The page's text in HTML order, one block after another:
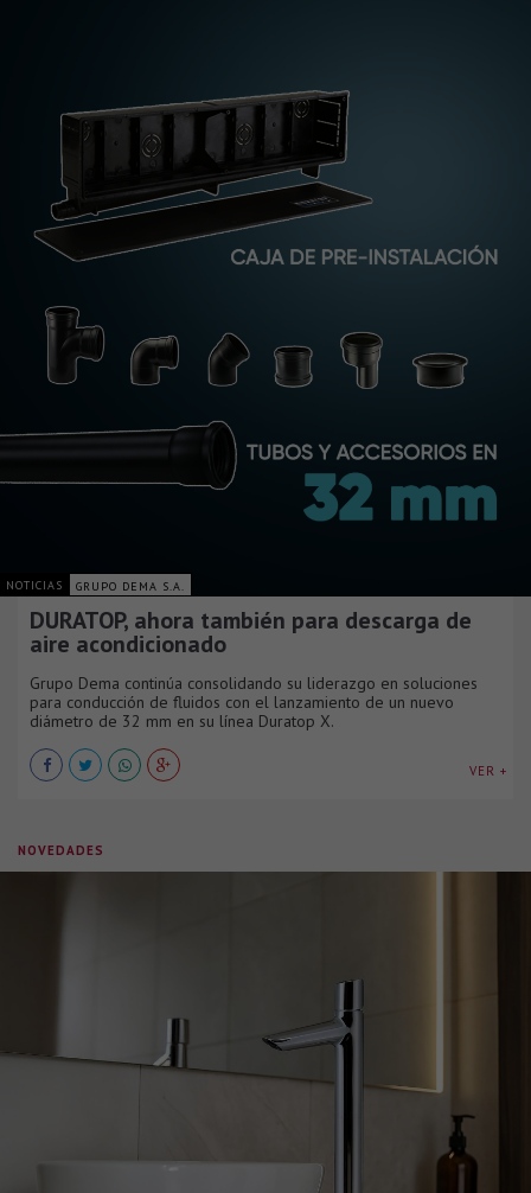
NOTICIAS GRUPO DEMA S.A.
DURATOP, ahora también para descarga de
aire acondicionado
Grupo Dema continúa consolidando su liderazgo en soluciones
para conducción de fluidos con el lanzamiento de un nuevo
diámetro de 32 mm en su línea Duratop X.
VER +
NOVEDADES